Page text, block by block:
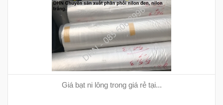
Giá bạt ni lông trong giá rẻ tại...